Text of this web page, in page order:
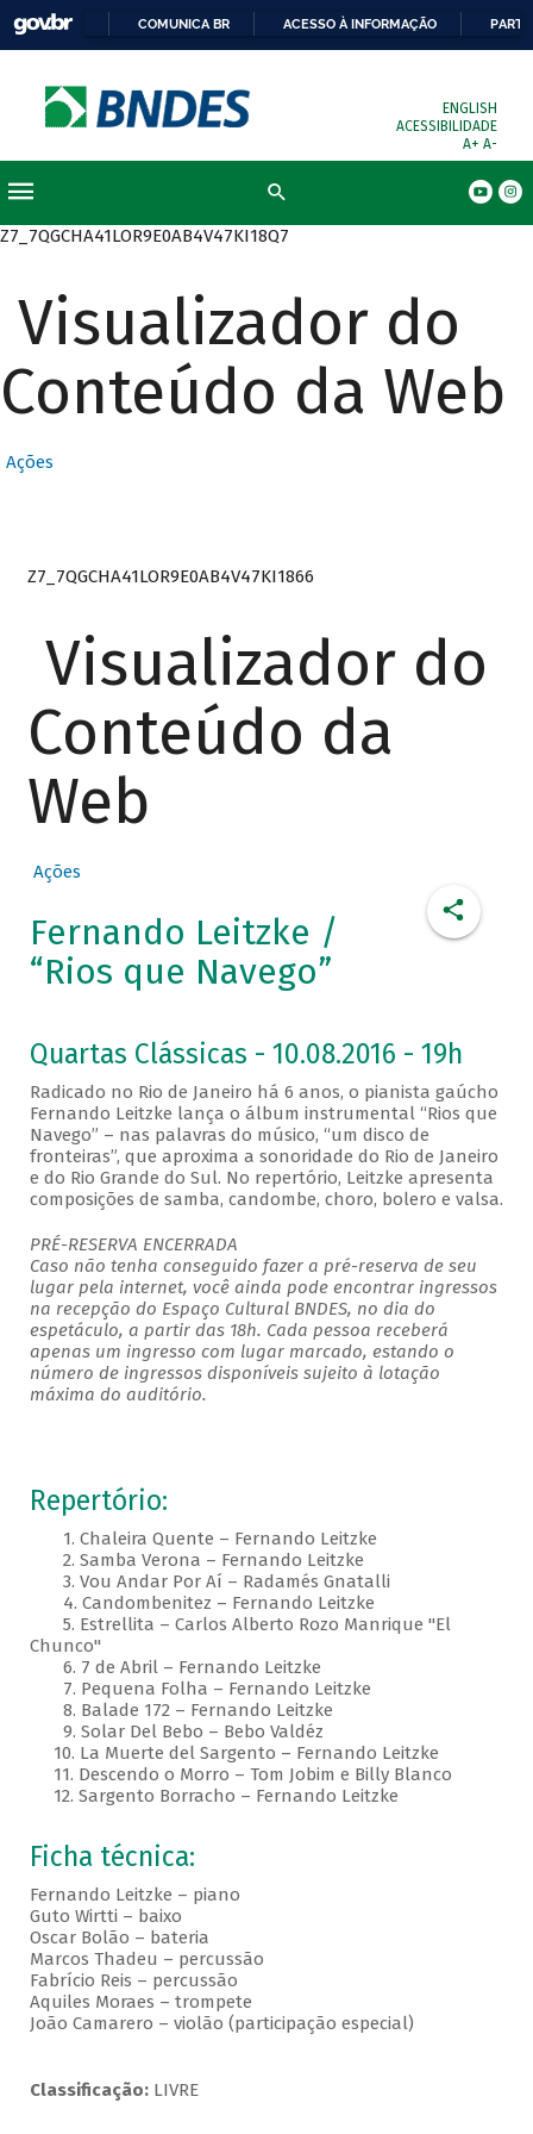
COMUNICA BR ACESSO À INFORMAÇÃO
ENGLISH
ACESSIBILIDADE
A+ A-
Z7_7QGCHA41LOR9E0AB4V47KI18Q7
Visualizador do
Conteúdo da Web
Ações
Z7_7QGCHA41LOR9E0AB4V47KI1866
Visualizador do
Conteúdo da
Web
Ações
Fernando Leitzke /
“Rios que Navego”
Quartas Clássicas - 10.08.2016 - 19h
Radicado no Rio de Janeiro há 6 anos, o pianista gaúcho
Fernando Leitzke lança o álbum instrumental “Rios que
Navego” – nas palavras do músico, “um disco de
fronteiras”, que aproxima a sonoridade do Rio de Janeiro
e do Rio Grande do Sul. No repertório, Leitzke apresenta
composições de samba, candombe, choro, bolero e valsa.
PRÉ-RESERVA ENCERRADA
Caso não tenha conseguido fazer a pré-reserva de seu
lugar pela internet, você ainda pode encontrar ingressos
na recepção do Espaço Cultural BNDES, no dia do
espetáculo, a partir das 18h. Cada pessoa receberá
apenas um ingresso com lugar marcado, estando o
número de ingressos disponíveis sujeito à lotação
máxima do auditório.
Repertório:
1. Chaleira Quente – Fernando Leitzke
2. Samba Verona – Fernando Leitzke
3. Vou Andar Por Aí – Radamés Gnatalli
4. Candombenitez – Fernando Leitzke
5. Estrellita – Carlos Alberto Rozo Manrique "El
Chunco"
6. 7 de Abril – Fernando Leitzke
7. Pequena Folha – Fernando Leitzke
8. Balade 172 – Fernando Leitzke
9. Solar Del Bebo – Bebo Valdéz
10. La Muerte del Sargento – Fernando Leitzke
11. Descendo o Morro – Tom Jobim e Billy Blanco
12. Sargento Borracho – Fernando Leitzke
Ficha técnica:
Fernando Leitzke – piano
Guto Wirtti – baixo
Oscar Bolão – bateria
Marcos Thadeu – percussão
Fabrício Reis – percussão
Aquiles Moraes – trompete
João Camarero – violão (participação especial)
Classificação:LIVRE